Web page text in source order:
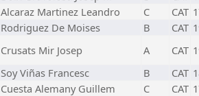
Alcaraz Martinez Leandro C CAT
Rodriguez De Moises B CAT
Crusats Mir Josep A CAT
Soy Viñas Francesc B CAT
Cuesta Alemany Guillem C CAT